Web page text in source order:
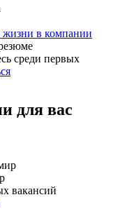
в компании
среди первых
для вас
вакансий